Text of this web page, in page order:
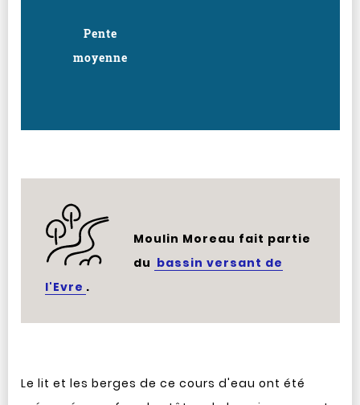
Pente
moyenne
Moulin Moreau fait partie
du bassin versant de
l'Evre .
Le lit et les berges de ce cours d'eau ont été